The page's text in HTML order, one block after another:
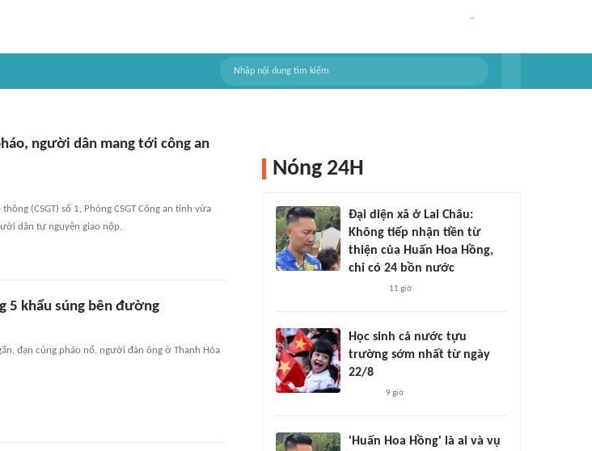
người dân mang tới công an
(CSGT) số 1, Phòng CSGT Công an tỉnh vừa
dân tự nguyện giao nộp.
5 khẩu súng bên đường
đạn cùng pháo nổ, người đàn ông ở Thanh Hóa
Nóng 24H
Đại diện xã ở Lai Châu:
Không tiếp nhận tiền từ
thiện của Huấn Hoa Hồng,
chỉ có 24 bồn nước
11 giờ
Học sinh cả nước tựu
trường sớm nhất từ ngày
22/8
9 giờ
'Huấn Hoa Hồng' là ai và vụ